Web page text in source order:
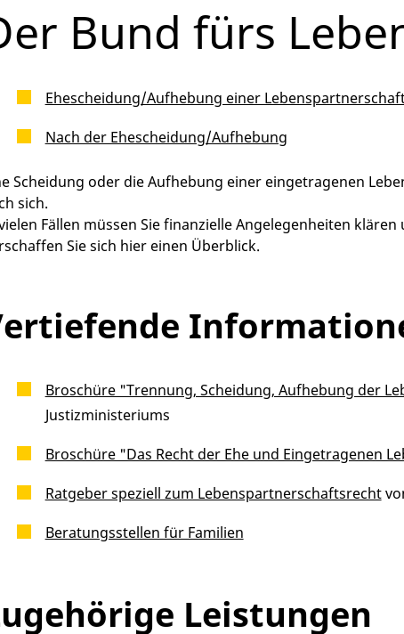
Bund fürs
Ehescheidung/Aufhebung einer
Nach der Ehescheidung/Aufhebung
Scheidung oder die Aufhebung einer eingetragenen
sich.
Fällen müssen Sie finanzielle Angelegenheiten
Sie sich hier einen Überblick.
Broschüre "Trennung, Scheidung, Aufhebung der
Justizministeriums
Broschüre "Das Recht der Ehe und Eingetragenen
Ratgeber speziell zum Lebenspartnerschaftsrecht
Beratungsstellen für Familien
Leistungen